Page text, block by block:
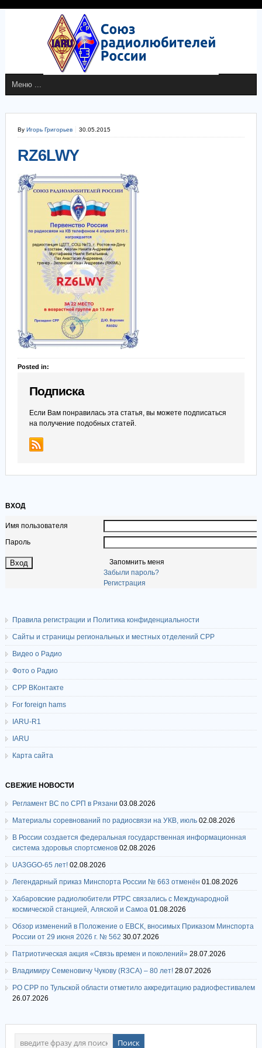
By Игорь Григорьев 30.05.2015
RZ6LWY
Posted in:
Подписка
Если Вам понравилась эта статья, вы можете подписаться
на получение подобных статей.
ВХОД
Имя пользователя
Пароль
Запомнить меня
Забыли пароль?
Регистрация
Правила регистрации и Политика конфиденциальности
Сайты и страницы региональных и местных отделений СРР
Видео о Радио
Фото о Радио
СРР ВКонтакте
For foreign hams
IARU-R1
IARU
Карта сайта
СВЕЖИЕ НОВОСТИ
Регламент ВС по СРП в Рязани 03.08.2026
Материалы соревнований по радиосвязи на УКВ, июль 02.08.2026
В России создается федеральная государственная информационная
система здоровья спортсменов 02.08.2026
UA3GGO-65 лет! 02.08.2026
Легендарный приказ Минспорта России № 663 отменён 01.08.2026
Хабаровские радиолюбители РТРС связались с Международной
космической станцией, Аляской и Самоа 01.08.2026
Обзор изменений в Положение о ЕВСК, вносимых Приказом Минспорта
России от 29 июня 2026 г. № 562 30.07.2026
Патриотическая акция «Связь времен и поколений» 28.07.2026
Владимиру Семеновичу Чукову (R3CA) – 80 лет! 28.07.2026
РО СРР по Тульской области отметило аккредитацию радиофестивалем
26.07.2026